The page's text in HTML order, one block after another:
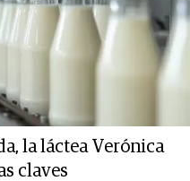
la láctea Verónica
claves